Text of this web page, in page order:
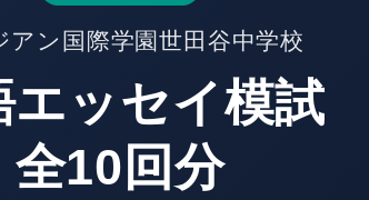
アン国際学園世田谷中学校
エッセイ模試
全10回分